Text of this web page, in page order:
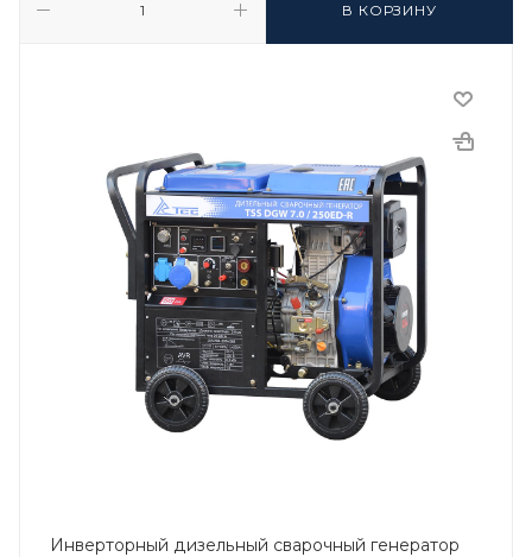
В КОРЗИНУ
Инверторный дизельный сварочный генератор